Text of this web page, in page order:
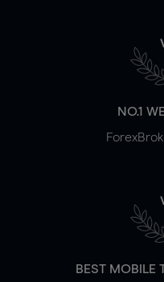
NO.1
BEST MOBILE